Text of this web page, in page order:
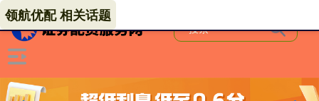
领航优配 相关话题